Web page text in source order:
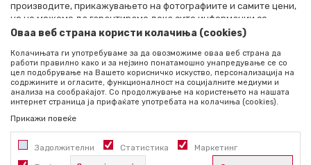
производите, прикажувањето на фотографиите и самите цени,
но не можеме да гарантираме дека сите информации се
комплетни и без грешки. Сите артикли прикажани на сајтот се
секој момент. Расположливоста на производите можете да ја
проверите со повик на +389 76 444 490
©2026 literatura.mk, Изработено одNB SOFT. Сите права
задржани.
Оваа веб страна користи колачиња (cookies)
Колачињата ги употребуваме за да овозможиме оваа веб страна да
работи правилно како и за нејзино понатамошно унапредување се со
цел подобрување на Вашето корисничко искуство, персонализација на
содржините и огласите, функционалност на социјалните медиуми и
анализа на сообраќајот. Со продолжување на користењето на нашата
интернет страница ја прифаќате употребата на колачиња (cookies).
Прикажи повеќе
Задолжителни Статистика Маркетинг